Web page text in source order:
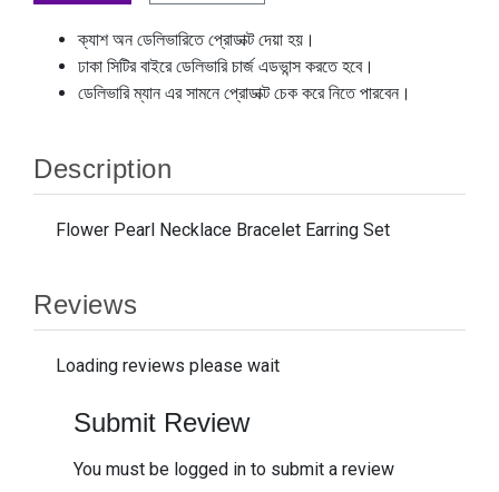
ক্যাশ অন ডেলিভারিতে প্রোডাক্ট দেয়া হয়।
ঢাকা সিটির বাইরে ডেলিভারি চার্জ এডভান্স করতে হবে।
ডেলিভারি ম্যান এর সামনে প্রোডাক্ট চেক করে নিতে পারবেন।
Description
Flower Pearl Necklace Bracelet Earring Set
Reviews
Loading reviews please wait
Submit Review
You must be logged in to submit a review